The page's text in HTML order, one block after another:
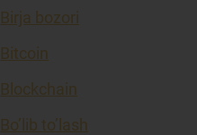
Birja bozori
Bitcoin
Blockchain
Bo’lib to’lash